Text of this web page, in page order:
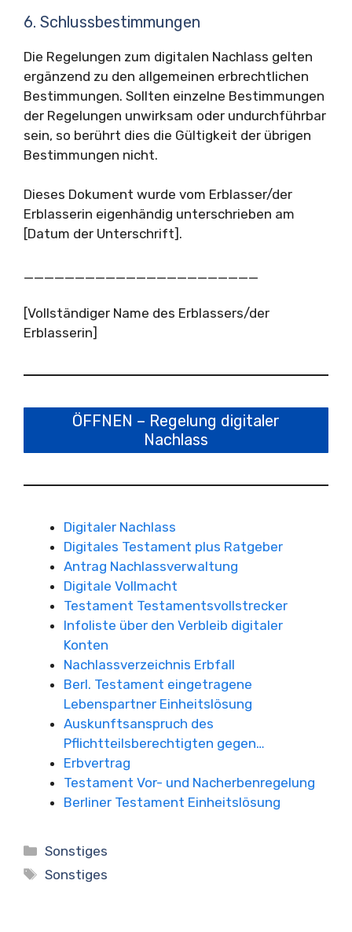
6. Schlussbestimmungen
Die Regelungen zum digitalen Nachlass gelten
ergänzend zu den allgemeinen erbrechtlichen
Bestimmungen. Sollten einzelne Bestimmungen
der Regelungen unwirksam oder undurchführbar
sein, so berührt dies die Gültigkeit der übrigen
Bestimmungen nicht.
Dieses Dokument wurde vom Erblasser/der
Erblasserin eigenhändig unterschrieben am
[Datum der Unterschrift].
[Vollständiger Name des Erblassers/der
Erblasserin]
ÖFFNEN – Regelung digitaler
Nachlass
Digitaler Nachlass
Digitales Testament plus Ratgeber
Antrag Nachlassverwaltung
Digitale Vollmacht
Testament Testamentsvollstrecker
Infoliste über den Verbleib digitaler
Konten
Nachlassverzeichnis Erbfall
Berl. Testament eingetragene
Lebenspartner Einheitslösung
Auskunftsanspruch des
Pflichtteilsberechtigten gegen…
Erbvertrag
Testament Vor- und Nacherbenregelung
Berliner Testament Einheitslösung
Kategorien
Sonstiges
Schlagwörter
Sonstiges